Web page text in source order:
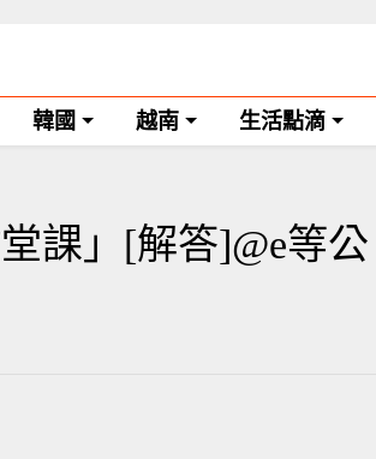
韓國 越南 生活點滴
課」[解答]@e等公